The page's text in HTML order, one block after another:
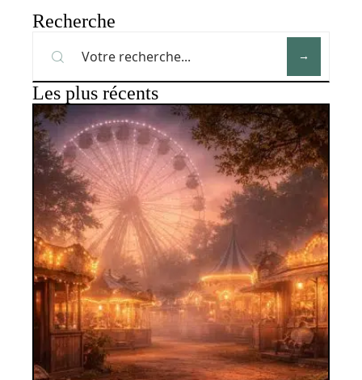
Recherche
Les plus récents